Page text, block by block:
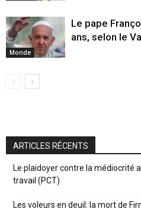
Monde
Le pape
ans, selon le
ARTICLES RÉCENTS
Le plaidoyer contre la médiocrité
travail (PCT)
Les voleurs en deuil: la mort de